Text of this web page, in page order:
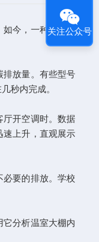
今，一种小型设
放量。有些型号
秒内完成。
开空调时。数据
上升，直观展示
要的排放。学校
分析温室大棚内
关注公众号